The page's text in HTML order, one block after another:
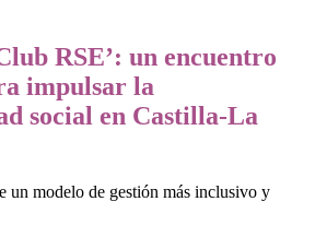
RSE’: un encuentro
impulsar la
social en Castilla-La
un modelo de gestión más inclusivo y